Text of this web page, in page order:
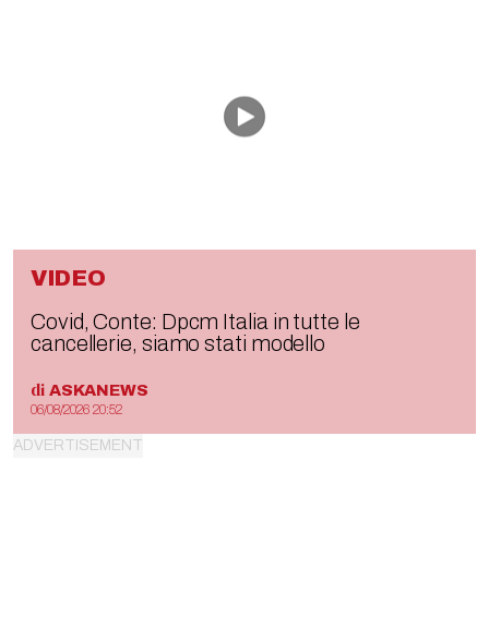
VIDEO
Covid, Conte: Dpcm Italia in tutte le
cancellerie, siamo stati modello
di ASKANEWS
06/08/2026 20:52